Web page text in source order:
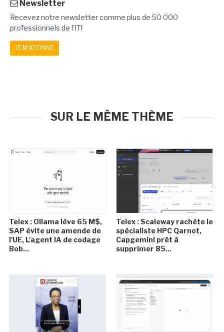
Newsletter
Recevez notre newsletter comme plus de 50 000
professionnels de l'IT!
JE M'ABONNE
SUR LE MÊME THÈME
Telex : Ollama lève 65 M$,
SAP évite une amende de
l'UE, L'agent IA de codage
Bob...
Telex : Scaleway rachète le
spécialiste HPC Qarnot,
Capgemini prêt à
supprimer 85...